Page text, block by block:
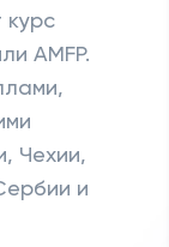
курс
AMFP.
Чехии,
и